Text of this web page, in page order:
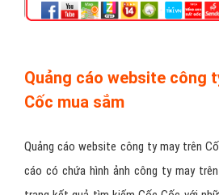
Quảng cáo website công
Cốc mua sắm
Quảng cáo website công ty may trên
cáo có chứa hình ảnh công ty may